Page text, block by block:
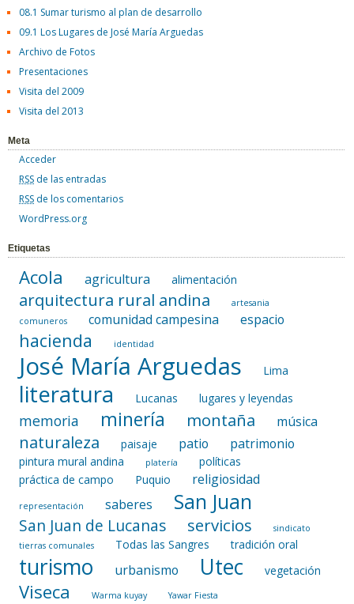
08.1 Sumar turismo al plan de desarrollo
09.1 Los Lugares de José María Arguedas
Archivo de Fotos
Presentaciones
Visita del 2009
Visita del 2013
Meta
Acceder
RSS de las entradas
RSS de los comentarios
WordPress.org
Etiquetas
Acola agricultura alimentación
arquitectura rural andina
artesania
comuneros
comunidad campesina espacio
hacienda identidad
José María Arguedas Lima
literatura Lucanas lugares y leyendas
memoria minería montaña música
naturaleza paisaje patio patrimonio
pintura mural andina platería
políticas
práctica de campo
Puquio religiosidad
representación saberes San Juan
San Juan de Lucanas servicios
sindicato
tierras comunales
Todas las Sangres tradición oral
turismo urbanismo Utec vegetación
Viseca Warma kuyay Yawar Fiesta